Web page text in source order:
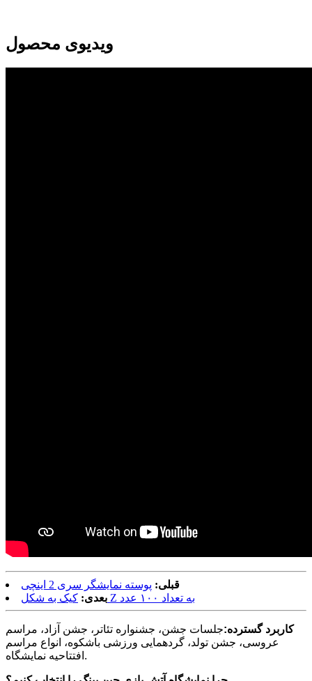
ویدیوی محصول
قبلی: پوسته نمایشگر سری 2 اینچی
بعدی:
کیک به شکل Z به تعداد ۱۰۰ عدد
کاربرد گسترده:جلسات جشن، جشنواره تئاتر، جشن آزاد، مراسم
عروسی، جشن تولد، گردهمایی ورزشی باشکوه، انواع مراسم
افتتاحیه نمایشگاه.